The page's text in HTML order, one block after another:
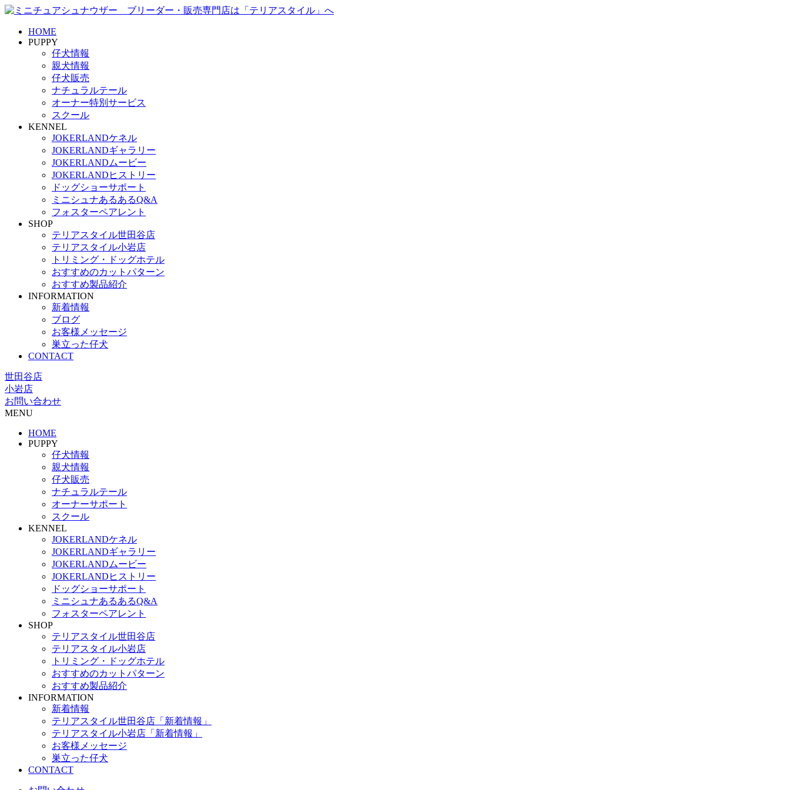
HOME
PUPPY
仔犬情報
親犬情報
仔犬販売
ナチュラルテール
オーナー特別サービス
スクール
KENNEL
JOKERLANDケネル
JOKERLANDギャラリー
JOKERLANDムービー
JOKERLANDヒストリー
ドッグショーサポート
ミニシュナあるあるQ&A
フォスターペアレント
SHOP
テリアスタイル世田谷店
テリアスタイル小岩店
トリミング・ドッグホテル
おすすめのカットパターン
おすすめ製品紹介
INFORMATION
新着情報
ブログ
お客様メッセージ
巣立った仔犬
CONTACT
世田谷店
小岩店
お問い合わせ
MENU
HOME
PUPPY
仔犬情報
親犬情報
仔犬販売
ナチュラルテール
オーナーサポート
スクール
KENNEL
JOKERLANDケネル
JOKERLANDギャラリー
JOKERLANDムービー
JOKERLANDヒストリー
ドッグショーサポート
ミニシュナあるあるQ&A
フォスターペアレント
SHOP
テリアスタイル世田谷店
テリアスタイル小岩店
トリミング・ドッグホテル
おすすめのカットパターン
おすすめ製品紹介
INFORMATION
新着情報
テリアスタイル世田谷店「新着情報」
テリアスタイル小岩店「新着情報」
お客様メッセージ
巣立った仔犬
CONTACT